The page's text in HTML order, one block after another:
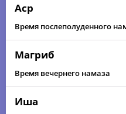
Аср
Время послеполуденного
Магриб
Время вечернего намаза
Иша